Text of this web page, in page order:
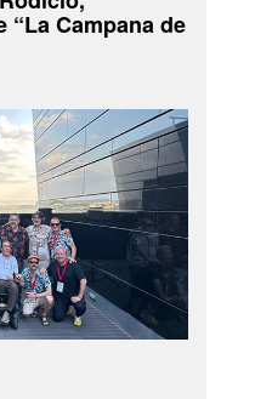
“La Campana de